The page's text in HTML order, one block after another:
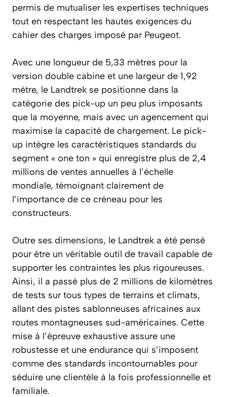
permis de mutualiser les expertises techniques
tout en respectant les hautes exigences du
cahier des charges imposé par Peugeot.
Avec une longueur de 5,33 mètres pour la
version double cabine et une largeur de 1,92
mètre, le Landtrek se positionne dans la
catégorie des pick-up un peu plus imposants
que la moyenne, mais avec un agencement qui
maximise la capacité de chargement. Le pick-
up intègre les caractéristiques standards du
segment « one ton » qui enregistre plus de 2,4
millions de ventes annuelles à l’échelle
mondiale, témoignant clairement de
l’importance de ce créneau pour les
constructeurs.
Outre ses dimensions, le Landtrek a été pensé
pour être un véritable outil de travail capable de
supporter les contraintes les plus rigoureuses.
Ainsi, il a passé plus de 2 millions de kilomètres
de tests sur tous types de terrains et climats,
allant des pistes sablonneuses africaines aux
routes montagneuses sud-américaines. Cette
mise à l’épreuve exhaustive assure une
robustesse et une endurance qui s’imposent
comme des standards incontournables pour
séduire une clientèle à la fois professionnelle et
familiale.